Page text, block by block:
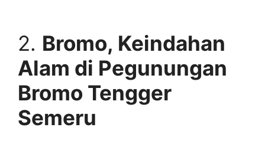
2. Bromo, Keindahan
Alam di Pegunungan
Bromo Tengger
Semeru